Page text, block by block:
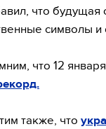
что будущая
символы и
что 12 января
также, что